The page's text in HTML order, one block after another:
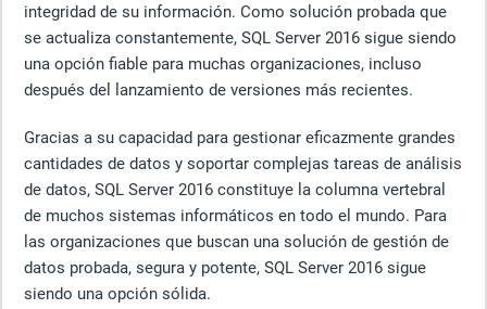
integridad de su información. Como solución probada que
se actualiza constantemente, SQL Server 2016 sigue siendo
una opción fiable para muchas organizaciones, incluso
después del lanzamiento de versiones más recientes.
Gracias a su capacidad para gestionar eficazmente grandes
cantidades de datos y soportar complejas tareas de análisis
de datos, SQL Server 2016 constituye la columna vertebral
de muchos sistemas informáticos en todo el mundo. Para
las organizaciones que buscan una solución de gestión de
datos probada, segura y potente, SQL Server 2016 sigue
siendo una opción sólida.